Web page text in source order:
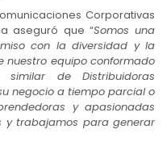
Corporativas
aseguró que “Somos una
con la diversidad y la
nuestro equipo conformado
de Distribuidoras
negocio a tiempo parcial o
y apasionadas
y trabajamos para generar